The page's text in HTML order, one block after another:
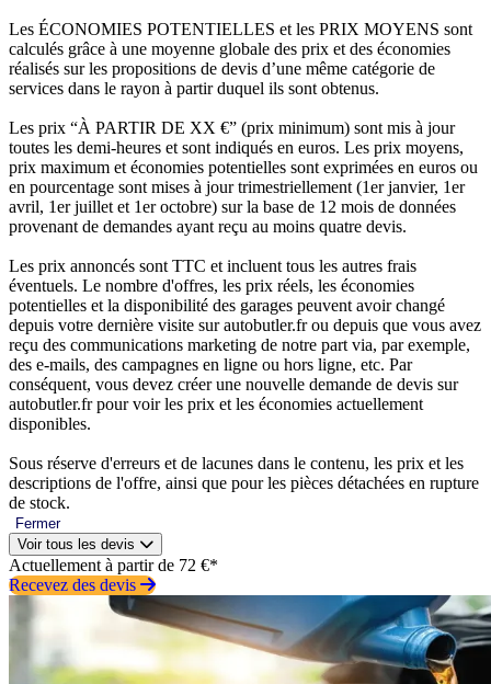
Les ÉCONOMIES POTENTIELLES et les PRIX MOYENS sont
calculés grâce à une moyenne globale des prix et des économies
réalisés sur les propositions de devis d’une même catégorie de
services dans le rayon à partir duquel ils sont obtenus.
Les prix “À PARTIR DE XX €” (prix minimum) sont mis à jour
toutes les demi-heures et sont indiqués en euros. Les prix moyens,
prix maximum et économies potentielles sont exprimées en euros ou
en pourcentage sont mises à jour trimestriellement (1er janvier, 1er
avril, 1er juillet et 1er octobre) sur la base de 12 mois de données
provenant de demandes ayant reçu au moins quatre devis.
Les prix annoncés sont TTC et incluent tous les autres frais
éventuels. Le nombre d'offres, les prix réels, les économies
potentielles et la disponibilité des garages peuvent avoir changé
depuis votre dernière visite sur autobutler.fr ou depuis que vous avez
reçu des communications marketing de notre part via, par exemple,
des e-mails, des campagnes en ligne ou hors ligne, etc. Par
conséquent, vous devez créer une nouvelle demande de devis sur
autobutler.fr pour voir les prix et les économies actuellement
disponibles.
Sous réserve d'erreurs et de lacunes dans le contenu, les prix et les
descriptions de l'offre, ainsi que pour les pièces détachées en rupture
de stock.
Fermer
Voir tous les devis
Actuellement à partir de 72 €*
Recevez des devis